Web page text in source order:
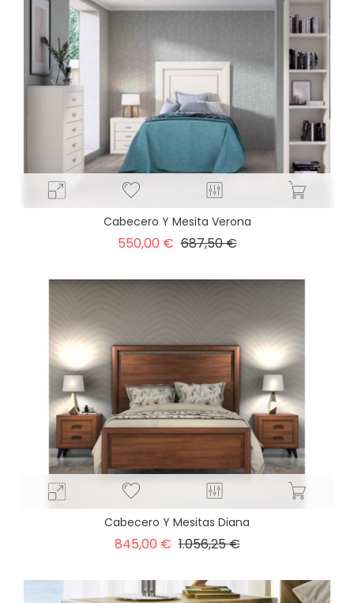
Cabecero Y Mesita Verona
550,00 € Precio
687,50 €Precio
Cabecero Y Mesitas Diana
845,00 € Precio
1.056,25 €Precio